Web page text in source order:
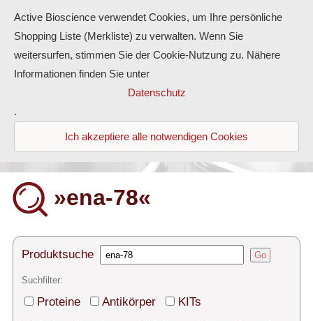
Antikörper
ELISA-Kits
Diaclone Produkte
Home
Produkte
Kontakt
»ena-78«
Produktsuche Go
Suchfilter:
Proteine Antikörper
KITs
Active Bioscience verwendet Cookies, um Ihre persönliche
Shopping Liste (Merkliste) zu verwalten. Wenn Sie
weitersurfen, stimmen Sie der Cookie-Nutzung zu. Nähere
Informationen finden Sie unter
Datenschutz
.
Ich akzeptiere alle notwendigen Cookies